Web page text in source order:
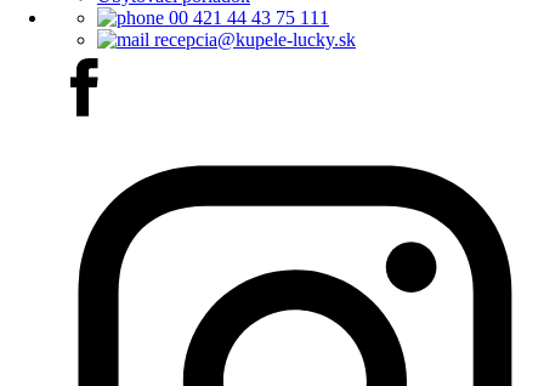
00 421 44 43 75 111
recepcia@kupele-lucky.sk